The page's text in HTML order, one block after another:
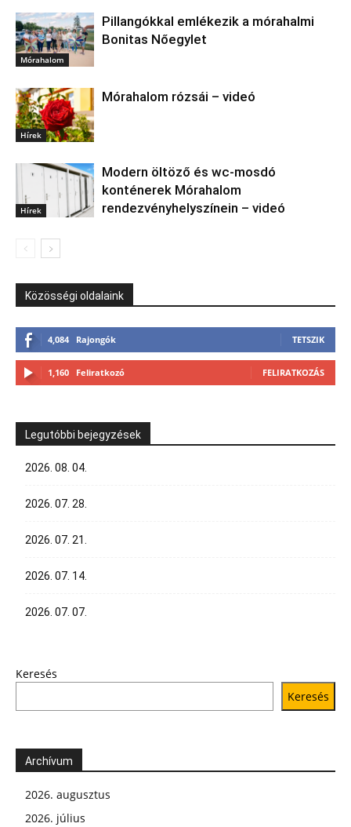
Mórahalom
Pillangókkal emlékezik a mórahalmi
Bonitas Nőegylet
Hírek
Mórahalom rózsái – videó
Hírek
Modern öltöző és wc-mosdó
konténerek Mórahalom
rendezvényhelyszínein – videó
Közösségi oldalaink
4,084 Rajongók TETSZIK
1,160 Feliratkozó FELIRATKOZÁS
Legutóbbi bejegyzések
2026. 08. 04.
2026. 07. 28.
2026. 07. 21.
2026. 07. 14.
2026. 07. 07.
Keresés
Keresés
Archívum
2026. augusztus
2026. július